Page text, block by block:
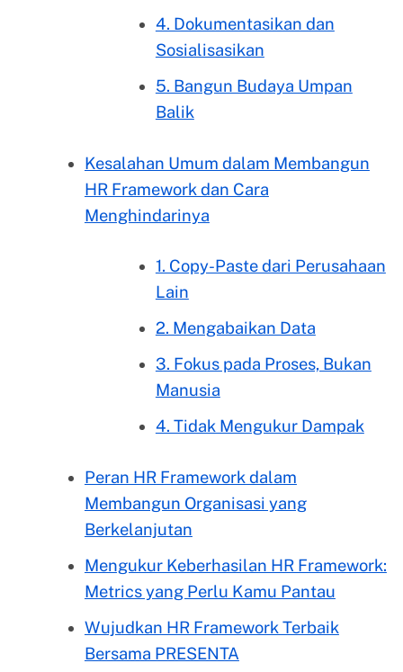
4. Dokumentasikan dan
Sosialisasikan
5. Bangun Budaya Umpan
Balik
Kesalahan Umum dalam Membangun
HR Framework dan Cara
Menghindarinya
1. Copy-Paste dari Perusahaan
Lain
2. Mengabaikan Data
3. Fokus pada Proses, Bukan
Manusia
4. Tidak Mengukur Dampak
Peran HR Framework dalam
Membangun Organisasi yang
Berkelanjutan
Mengukur Keberhasilan HR Framework:
Metrics yang Perlu Kamu Pantau
Wujudkan HR Framework Terbaik
Bersama PRESENTA